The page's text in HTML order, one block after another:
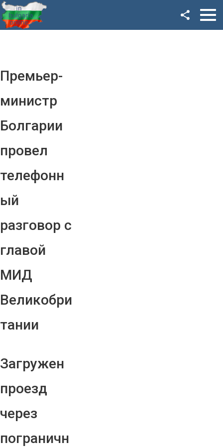
Премьер-
министр
Болгарии
провел
телефонн
ый
разговор с
главой
МИД
Великобри
тании
Загружен
проезд
через
пограничн